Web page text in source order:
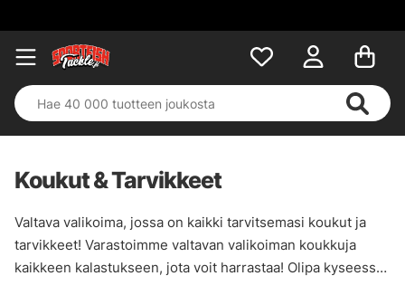
Koukut & Tarvikkeet
Valtava valikoima, jossa on kaikki tarvitsemasi koukut ja
tarvikkeet! Varastoimme valtavan valikoiman koukkuja
kaikkeen kalastukseen, jota voit harrastaa! Olipa kyseessä